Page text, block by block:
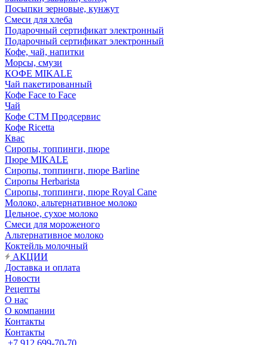
Посыпки зерновые, кунжут
Смеси для хлеба
Подарочный сертификат электронный
Подарочный сертификат электронный
Кофе, чай, напитки
Морсы, смузи
КОФЕ MIKALE
Чай пакетированный
Кофе Face to Face
Чай
Кофе СТМ Продсервис
Кофе Ricetta
Квас
Сиропы, топпинги, пюре
Пюре MIKALE
Сиропы, топпинги, пюре Barline
Сиропы Herbarista
Сиропы, топпинги, пюре Royal Cane
Молоко, альтернативное молоко
Цельное, сухое молоко
Смеси для мороженого
Альтернативное молоко
Коктейль молочный
АКЦИИ
Доставка и оплата
Новости
Рецепты
О нас
О компании
Контакты
Контакты
+7 912 699-70-70